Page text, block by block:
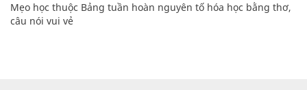
Mẹo học thuộc Bảng tuần hoàn nguyên tố hóa học bằng thơ,
câu nói vui vẻ